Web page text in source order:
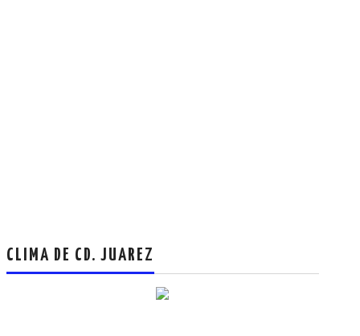
CLIMA DE CD. JUAREZ